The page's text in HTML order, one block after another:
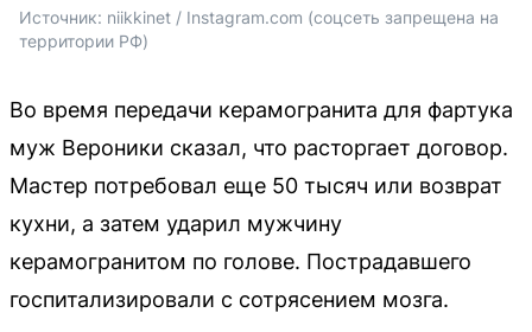
Источник: niikkinet / Instagram.com (соцсеть запрещена на
территории РФ)
Во время передачи керамогранита для фартука
муж Вероники сказал, что расторгает договор.
Мастер потребовал еще 50 тысяч или возврат
кухни, а затем ударил мужчину
керамогранитом по голове. Пострадавшего
госпитализировали с сотрясением мозга.